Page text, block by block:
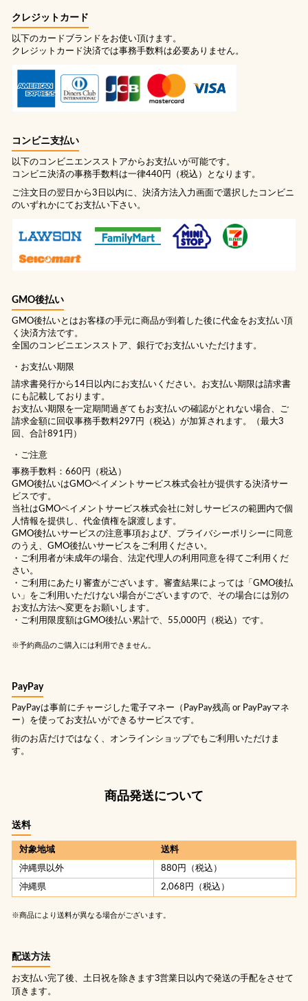
クレジットカード
以下のカードブランドをお使い頂けます。
クレジットカード決済では事務手数料は必要ありません。
コンビニ支払い
以下のコンビニエンスストアからお支払いが可能です。
コンビニ決済の事務手数料は一律440円（税込）となります。
ご注文日の翌日から3日以内に、決済方法入力画面で選択したコンビニ
のいずれかにてお支払い下さい。
GMO後払い
GMO後払いとはお客様の手元に商品が到着した後に代金をお支払い頂
く決済方法です。
全国のコンビニエンスストア、銀行でお支払いいただけます。
お支払い期限
請求書発行から14日以内にお支払いください。お支払い期限は請求書
にも記載しております。
お支払い期限を一定期間過ぎてもお支払いの確認がとれない場合、ご
請求金額に回収事務手数料297円（税込）が加算されます。（最大3
回、合計891円）
ご注意
事務手数料：660円（税込）
GMO後払いはGMOペイメントサービス株式会社が提供する決済サー
ビスです。
当社はGMOペイメントサービス株式会社に対しサービスの範囲内で個
人情報を提供し、代金債権を譲渡します。
GMO後払いサービスの注意事項および、 プライバシーポリシーに同意
のうえ、GMO後払いサービスをご利用ください。
・ご利用者が未成年の場合、法定代理人の利用同意を得てご利用くだ
さい。
・ご利用にあたり審査がございます。審査結果によっては「GMO後払
い」をご利用いただけない場合がございますので、その場合には別の
お支払方法へ変更をお願いします。
・ご利用限度額はGMO後払い累計で、55,000円（税込）です。
※予約商品のご購入には利用できません。
PayPay
PayPayは事前にチャージした電子マネー（PayPay残高 or PayPayマネ
ー）を使ってお支払いができるサービスです。
街のお店だけではなく、オンラインショップでもご利用いただけま
す。
商品発送について
送料
対象地域 送料
沖縄県以外 880円（税込）
沖縄県 2,068円（税込）
※商品により送料が異なる場合がございます。
配送方法
お支払い完了後、土日祝を除きます3営業日以内で発送の手配をさせて
頂きます。